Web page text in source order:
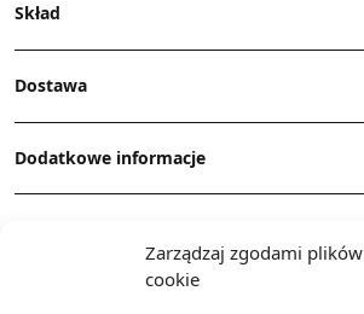
Zarządzaj zgodami plików
cookie
Skład
Dostawa
Dodatkowe informacje